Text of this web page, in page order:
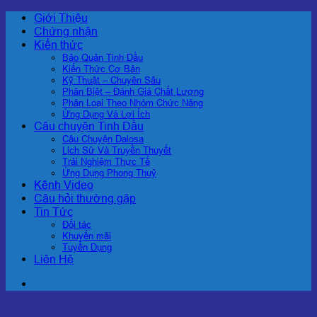
Chuyển
đến
Giới Thiệu
Chứng nhận
Kiến thức
Bảo Quản Tinh Dầu
Kiến Thức Cơ Bản
Kỹ Thuật – Chuyên Sâu
Phân Biệt – Đánh Giá Chất Lượng
Phân Loại Theo Nhóm Chức Năng
Ứng Dụng Và Lợi Ích
Câu chuyện Tinh Dầu
Câu Chuyện Dalosa
Lịch Sử Và Truyền Thuyết
Trải Nghiệm Thực Tế
Ứng Dụng Phong Thuỷ
Kênh Video
Câu hỏi thường gặp
Tin Tức
Đối tác
Khuyến mãi
Tuyển Dụng
Liên Hệ